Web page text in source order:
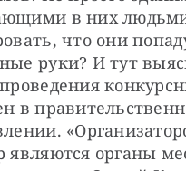
в них
что они
руки? И тут
в
являются органы